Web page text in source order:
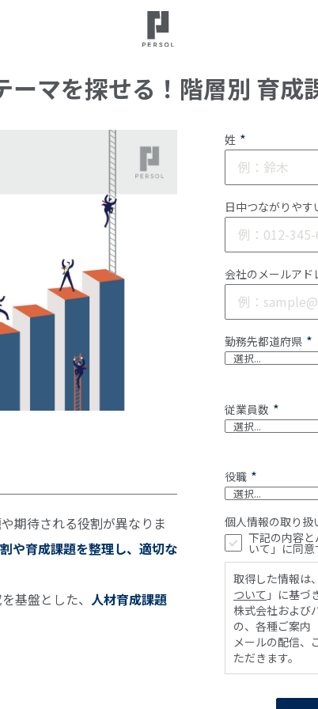
ーマを探せる！階層別 育成
期待される役割が異なりま
や育成課題を整理し、適切な
基盤とした、 人材育成課題
*
姓
日中つながりやす
会社のメールアド
*
勤務先都道府県
*
従業員数
*
役職
個人情報の取り扱
下記の内容
いて」に同意
取得した情報は
ついて 」に基づ
株式会社および
の、各種ご案内
メールの配信、
ただきます。